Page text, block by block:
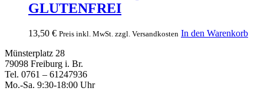
GLUTENFREI
13,50 € Preis inkl. MwSt. zzgl. Versandkosten In den Warenkorb
Münsterplatz 28
79098 Freiburg i. Br.
Tel. 0761 – 61247936
Mo.-Sa. 9:30-18:00 Uhr